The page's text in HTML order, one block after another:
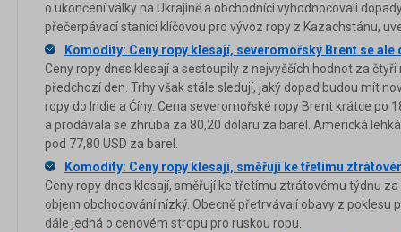
o ukončení války na Ukrajině a obchodníci vyhodnocovali
přečerpávací stanici klíčovou pro vývoz ropy z Kazachstánu,
Komodity: Ceny ropy klesají, severomořský Brent se ale
Ceny ropy dnes klesají a sestoupily z nejvyšších hodnot za
předchozí den. Trhy však stále sledují, jaký dopad budou mít
ropy do Indie a Číny. Cena severomořské ropy Brent krátce po
a prodávala se zhruba za 80,20 dolaru za barel. Americká
pod 77,80 USD za barel.
Komodity: Ceny ropy klesají, směřují ke třetímu
Ceny ropy dnes klesají, směřují ke třetímu ztrátovému týdnu za
objem obchodování nízký. Obecně přetrvávají obavy z poklesu
dále jedná o cenovém stropu pro ruskou ropu.